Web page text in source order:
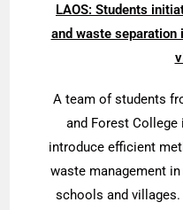
LAOS: Students
and waste separation
A team of students
and Forest College
introduce efficient
waste management
schools and